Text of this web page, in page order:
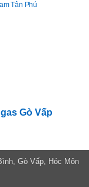
Tân Phú
Gò Vấp
Gò Vấp, Hóc Môn